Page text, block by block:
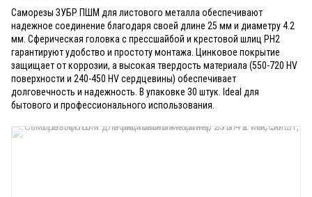
Саморезы ЗУБР ПШМ для листового металла обеспечивают
надежное соединение благодаря своей длине 25 мм и диаметру 4.2
мм. Сферическая головка с прессшайбой и крестовой шлиц PH2
гарантируют удобство и простоту монтажа. Цинковое покрытие
защищает от коррозии, а высокая твердость материала (550-720 HV
поверхности и 240-450 HV сердцевины) обеспечивает
долговечность и надежность. В упаковке 30 штук. Ideal для
бытового и профессионального использования.